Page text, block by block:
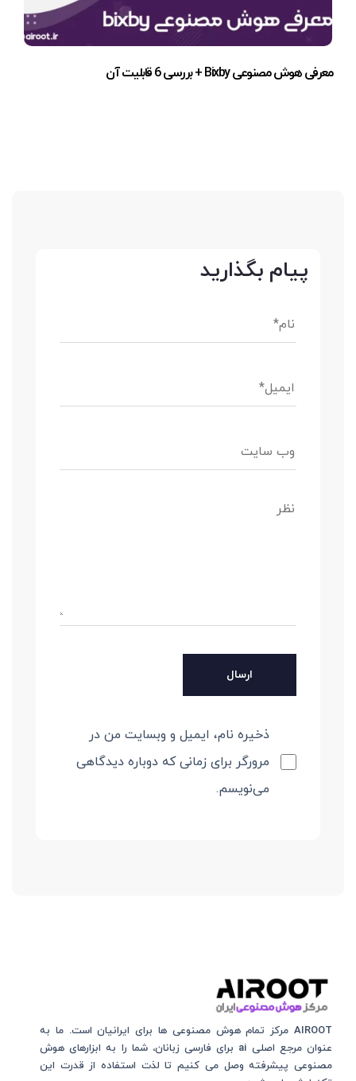
معرفی هوش مصنوعی Bixby + بررسی 6 قابلیت آن
پیام بگذارید
ذخیره نام، ایمیل و وبسایت من در
مرورگر برای زمانی که دوباره دیدگاهی
می‌نویسم.
AIROOT مرکز تمام هوش مصنوعی‌‌‌ ها برای ایرانیان است. ما به
عنوان مرجع اصلی ai برای فارسی زبانان، شما را به ابزارهای هوش
مصنوعی پیشرفته وصل می کنیم تا لذت استفاده از قدرت این